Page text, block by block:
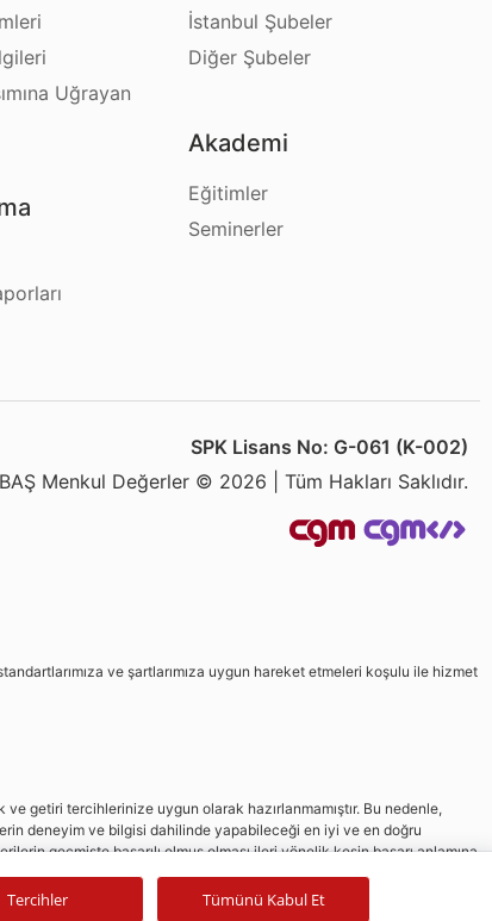
Uğrayan
İstanbul Şubeler
Diğer Şubeler
Akademi
Eğitimler
Seminerler
SPK Lisans No: G-061 (K-002)
Menkul Değerler © 2026 | Tüm Hakları Saklıdır.
ve şartlarımıza uygun hareket etmeleri koşulu ile hizmet
getiri tercihlerinize uygun olarak hazırlanmamıştır. Bu nedenle,
deneyim ve bilgisi dahilinde yapabileceği en iyi ve en doğru
geçmişte başarılı olmuş olması ileri yönelik kesin başarı anlamına
Tercihler Tümünü Kabul Et